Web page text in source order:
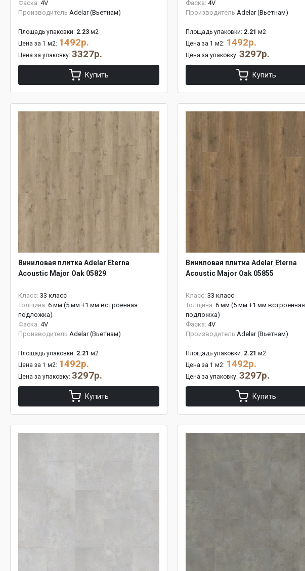
Фаска: 4V
Производитель Adelar (Вьетнам)
Площадь упаковки: 2.23 м2
Цена за 1 м2: 1492р.
Цена за упаковку: 3327р.
Купить
Фаска: 4V
Производитель Adelar (Вьетнам)
Площадь упаковки: 2.21 м2
Цена за 1 м2: 1492р.
Цена за упаковку: 3297р.
Купить
Виниловая плитка Adelar Eterna
Acoustic Major Oak 05829
Класс: 33 класс
Толщина: 6 мм (5 мм +1 мм встроенная
подложка)
Фаска: 4V
Производитель Adelar (Вьетнам)
Площадь упаковки: 2.21 м2
Цена за 1 м2: 1492р.
Цена за упаковку: 3297р.
Купить
Виниловая плитка Adelar Eterna
Acoustic Major Oak 05855
Класс: 33 класс
Толщина: 6 мм (5 мм +1 мм встроенная
подложка)
Фаска: 4V
Производитель Adelar (Вьетнам)
Площадь упаковки: 2.21 м2
Цена за 1 м2: 1492р.
Цена за упаковку: 3297р.
Купить